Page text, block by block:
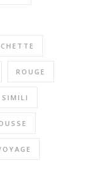
ROUGE
SIMILI